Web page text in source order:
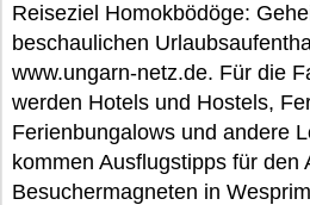
Reiseziel Homokbödöge:
beschaulichen
www.ungarn-netz.de. Für die
werden Hotels und Hostels,
Ferienbungalows und andere
kommen Ausflugstipps für den
Besuchermagneten in